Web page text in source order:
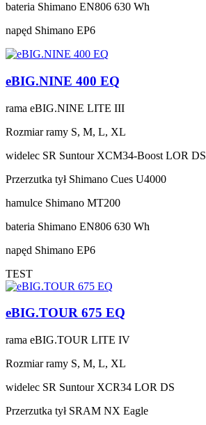
bateria Shimano EN806 630 Wh
napęd Shimano EP6
eBIG.NINE 400 EQ
rama eBIG.NINE LITE III
Rozmiar ramy S, M, L, XL
widelec SR Suntour XCM34-Boost LOR DS
Przerzutka tył Shimano Cues U4000
hamulce Shimano MT200
bateria Shimano EN806 630 Wh
napęd Shimano EP6
TEST
eBIG.TOUR 675 EQ
rama eBIG.TOUR LITE IV
Rozmiar ramy S, M, L, XL
widelec SR Suntour XCR34 LOR DS
Przerzutka tył SRAM NX Eagle